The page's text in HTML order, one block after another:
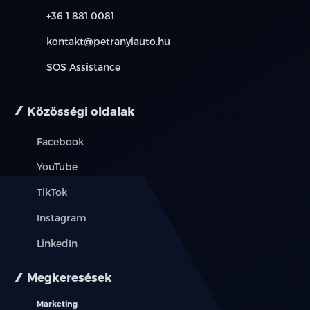
rendszer,
7 légzsák (vezető és utasoldali + első sori oldal-és
függönylégzsákok + középső légzsák)
tükörnél
Mechanikus gyerekzár
+36 1 881 0081
kontakt@petranyiauto.hu
SOS Assistance
Közösségi oldalak
Facebook
YouTube
TikTok
Instagram
LinkedIn
Megkeresések
Marketing